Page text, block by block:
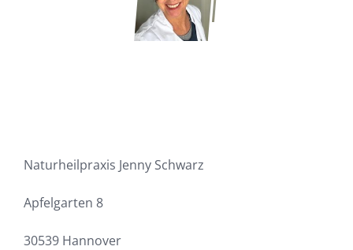
Naturheilpraxis Jenny Schwarz
Apfelgarten 8
30539 Hannover